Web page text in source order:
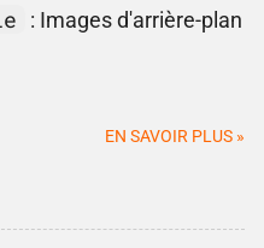
les arguments avancés,
discutables et
contexte.Blogger est-il
vos conversions sans
: Images d'arrière-plan
EN SAVOIR PLUS »